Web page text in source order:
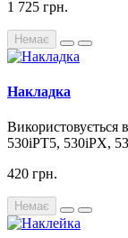
1 725 грн.
Немає
Накладка
Використовується
530iPT5, 530iPX,
420 грн.
Немає